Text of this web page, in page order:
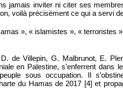
jamais inviter ni citer ses
voilà précisément ce qui a servi
», « islamistes », « terroristes
de Villepin, G. Malbrunot, E.
en Palestine, s’enferrent dans
sous occupation. Il
du Hamas de 2017 [4] et